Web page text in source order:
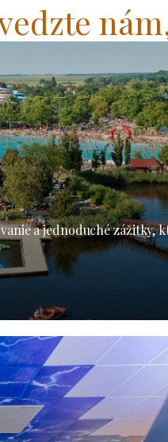
a jednoduché zážitky,